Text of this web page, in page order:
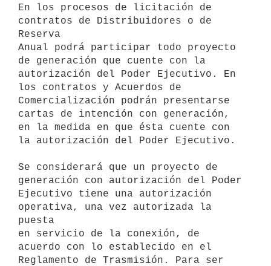
En los procesos de licitación de
contratos de Distribuidores o de
Reserva
Anual podrá participar todo proyecto
de generación que cuente con la
autorización del Poder Ejecutivo. En
los contratos y Acuerdos de
Comercialización podrán presentarse
cartas de intención con generación,
en la medida en que ésta cuente con
la autorización del Poder Ejecutivo.
Se considerará que un proyecto de
generación con autorización del Poder
Ejecutivo tiene una autorización
operativa, una vez autorizada la
puesta
en servicio de la conexión, de
acuerdo con lo establecido en el
Reglamento de Trasmisión. Para ser